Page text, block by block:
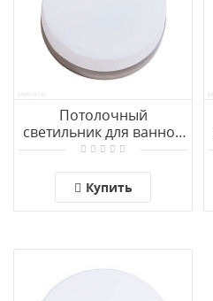
Потолочный
светильник для ванной
комнаты Arte Lamp
2AB
Купить